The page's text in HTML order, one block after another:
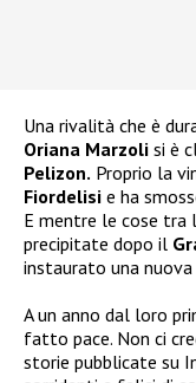
Una rivalità che è
Oriana Marzoli si è
Pelizon. Proprio la
Fiordelisi e ha
E mentre le cose tra
precipitate dopo il
instaurato una nuova
A un anno dal loro
fatto pace. Non ci
storie pubblicate su